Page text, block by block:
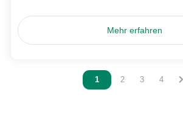
Mehr erfahren
Vous êtes sur la page
1 Vous êtes sur la
2 Vous êtes
3 Vous
4